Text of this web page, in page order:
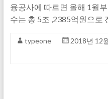
융공사에 따르면 올해 1월
수는 총 5조 ,2385억원으로
typeone 2018년 12